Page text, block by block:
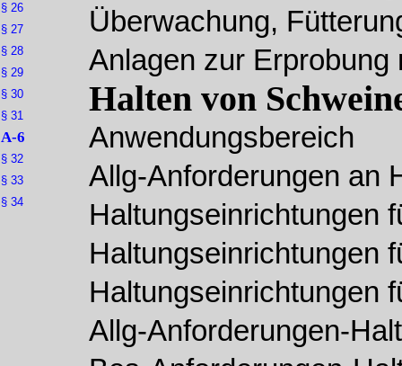
§ 26
§ 27
§ 28
§ 29
§ 30
§ 31
A-6
§ 32
§ 33
§ 34
Überwachung,
Anlagen zur
Halten von
Anwendungsbereich
Allg-Anforderungen an
Haltungseinrichtungen
Haltungseinrichtungen
Haltungseinrichtungen
Allg-Anforderungen-